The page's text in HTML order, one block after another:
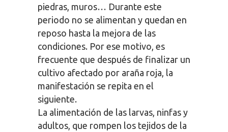
piedras, muros… Durante este
periodo no se alimentan y quedan en
reposo hasta la mejora de las
condiciones. Por ese motivo, es
frecuente que después de finalizar un
cultivo afectado por araña roja, la
manifestación se repita en el
siguiente.
La alimentación de las larvas, ninfas y
adultos, que rompen los tejidos de la